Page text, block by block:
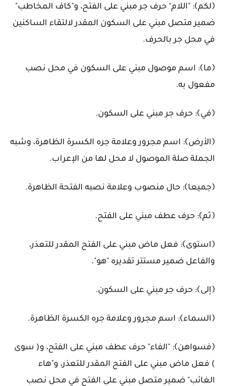
﴿لكم﴾: "اللام" حرف جر مبني على الفتح، و"كاف المخاطب"
ضمير متصل مبني على السكون المقدر لالتقاء الساكنين
في محل جر بالحرف.
﴿ما﴾: اسم موصول مبني على السكون في محل نصب
مفعول به.
﴿في﴾: حرف جر مبني على السكون.
﴿الأرض﴾: اسم مجرور وعلامة جره الكسرة الظاهرة، وشبه
الجملة صلة الموصول لا محل لها من الإعراب.
﴿جميعا﴾: حال منصوب وعلامة نصبه الفتحة الظاهرة.
﴿ثم﴾: حرف عطف مبني على الفتح.
﴿استوى﴾: فعل ماض مبني على الفتح المقدر للتعذر،
والفاعل ضمير مستتر تقديره "هو".
﴿إلى﴾: حرف جر مبني على السكون.
﴿السماء﴾: اسم مجرور وعلامة جره الكسرة الظاهرة.
﴿فسواهن﴾: "الفاء" حرف عطف مبني على الفتح، و( سوى
) فعل ماض مبني على الفتح المقدر للتعذر، و"هاء
الغائب" ضمير متصل مبني على الفتح في محل نصب